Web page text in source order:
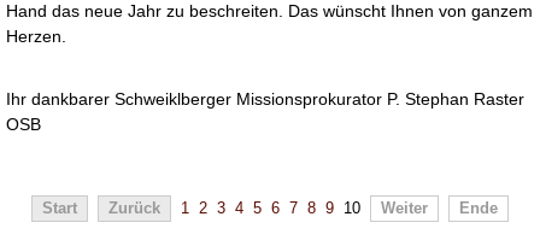
Hand das neue Jahr zu beschreiten. Das wünscht Ihnen von ganzem
Herzen.
Ihr dankbarer Schweiklberger Missionsprokurator P. Stephan Raster
OSB
Start Zurück 1 2 3 4 5 6 7 8 9 10 Weiter Ende